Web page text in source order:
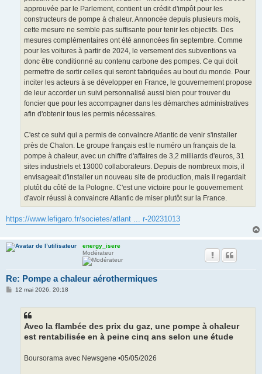
approuvée par le Parlement, contient un crédit d'impôt pour les
constructeurs de pompe à chaleur. Annoncée depuis plusieurs mois,
cette mesure ne semble pas suffisante pour tenir les objectifs. Des
mesures complémentaires ont été annoncées fin septembre. Comme
pour les voitures à partir de 2024, le versement des subventions va
donc être conditionné au contenu carbone des pompes. Ce qui doit
permettre de sortir celles qui seront fabriquées au bout du monde. Pour
inciter les acteurs à se développer en France, le gouvernement propose
de leur accorder un suivi personnalisé aussi bien pour trouver du
foncier que pour les accompagner dans les démarches administratives
afin d'obtenir tous les permis nécessaires.
C'est ce suivi qui a permis de convaincre Atlantic de venir s'installer
près de Chalon. Le groupe français est le numéro un français de la
pompe à chaleur, avec un chiffre d'affaires de 3,2 milliards d'euros, 31
sites industriels et 13000 collaborateurs. Depuis de nombreux mois, il
envisageait d'installer un nouveau site de production, mais il regardait
plutôt du côté de la Pologne. C'est une victoire pour le gouvernement
d'avoir réussi à convaincre Atlantic de miser plutôt sur la France.
https://www.lefigaro.fr/societes/atlant ... r-20231013
energy_isere
Modérateur
Re: Pompe a chaleur aérothermiques
M
12 mai 2026, 20:18
Avec la flambée des prix du gaz, une pompe à chaleur
est rentabilisée en à peine cinq ans selon une étude
Boursorama avec Newsgene •05/05/2026